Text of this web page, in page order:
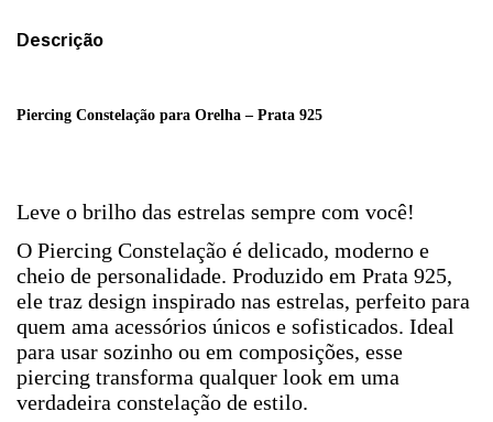
Descrição
Piercing Constelação para Orelha – Prata 925
Leve o brilho das estrelas sempre com você!
O Piercing Constelação é delicado, moderno e
cheio de personalidade. Produzido em Prata 925,
ele traz design inspirado nas estrelas, perfeito para
quem ama acessórios únicos e sofisticados. Ideal
para usar sozinho ou em composições, esse
piercing transforma qualquer look em uma
verdadeira constelação de estilo.